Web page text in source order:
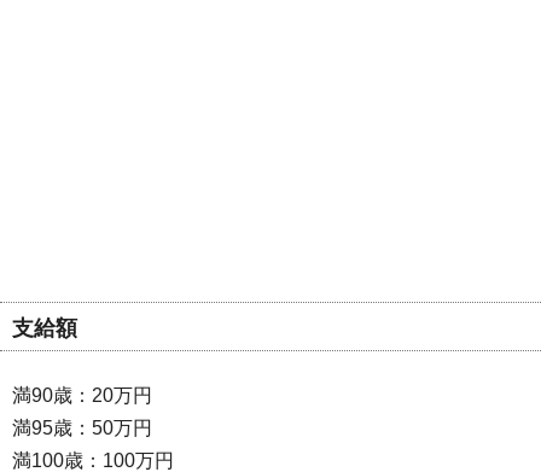
支給額
満90歳：20万円
満95歳：50万円
満100歳：100万円